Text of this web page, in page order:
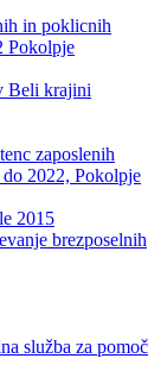
in poklicnih
Pokolpje
Beli krajini
zaposlenih
2022, Pokolpje
2015
brezposelnih
služba za pomoč